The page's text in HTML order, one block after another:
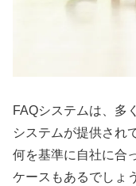
FAQシステムは、多
システムが提供され
何を基準に自社に合
ケースもあるでしょ